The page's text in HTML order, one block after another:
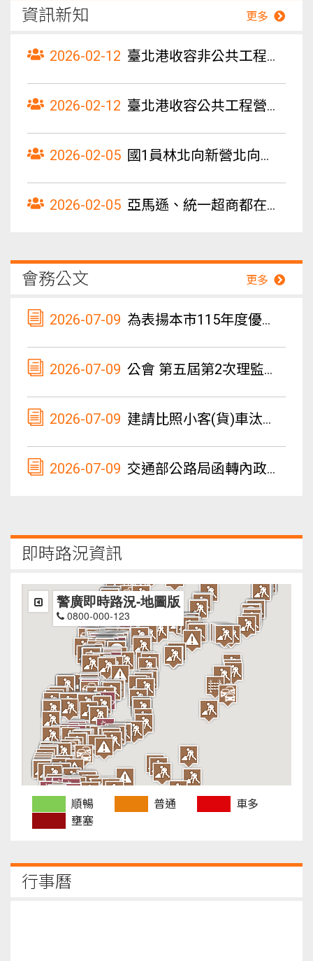
資訊新知 更多
2026-02-12 臺北港收容非公共工程土石方作業規定 第二次修正總說明
2026-02-12 臺北港收容公共工程營建剩餘土石方作業規定 第五次修正總說明
2026-02-05 國1員林北向新營北向及國3龍潭南向動態地磅系統啟用
2026-02-05 亞馬遜、統一超商都在做！盤點把門市變 AI「迷你物流中心」的 2 大好處
會務公文 更多
2026-07-09 為表揚本市115年度優良職業汽車駕駛人，請於115年8月7日（星期五）前涵送所屬優良駕駛人推薦名單。
2026-07-09 公會 第五屆第2次理監事聯席會議紀錄
2026-07-09 建請比照小客(貨)車汰舊換新貨物稅減徵優惠措施，將大型柴油車汰舊換新減徵貨物稅優惠期限延長至119年（2030年）12月31日止，並將第四期柴油車納入補助及減徵貨物稅適用對象，以加速高污染車輛退場，協助貨運產業淨零轉型
2026-07-09 交通部公路局函轉內政部警政署國道公路警察為近期發生多起營業載重車毒駕事故，請業者加強駕駛管理及稽核案
即時路況資訊
順暢 普通
車多
壅塞
行事曆